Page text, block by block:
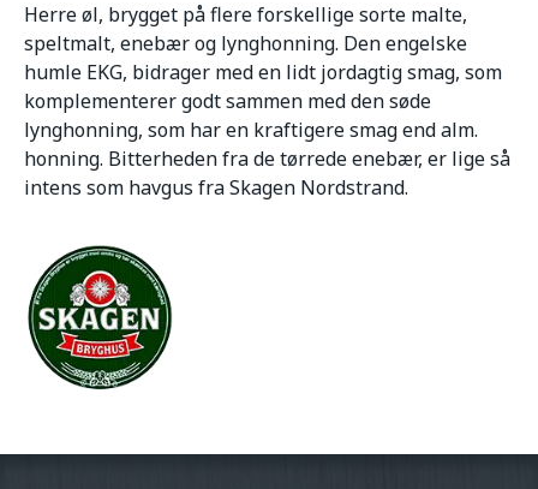
Herre øl, brygget på flere forskellige sorte malte,
speltmalt, enebær og lynghonning. Den engelske
humle EKG, bidrager med en lidt jordagtig smag, som
komplementerer godt sammen med den søde
lynghonning, som har en kraftigere smag end alm.
honning. Bitterheden fra de tørrede enebær, er lige så
intens som havgus fra Skagen Nordstrand.